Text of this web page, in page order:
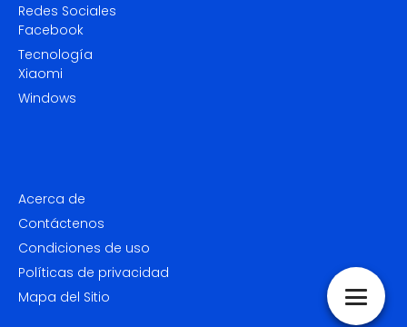
Redes Sociales
Facebook
Tecnología
Xiaomi
Windows
Acerca de
Contáctenos
Condiciones de uso
Políticas de privacidad
Mapa del Sitio